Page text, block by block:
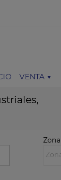
VENTA
Zona